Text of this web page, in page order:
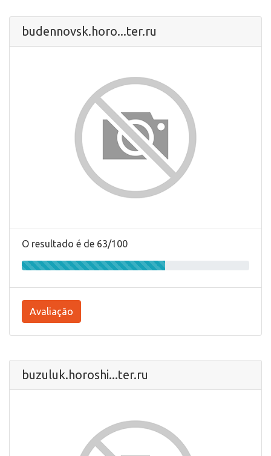
budennovsk.horo...ter.ru
O resultado é de 63/100
Avaliação
buzuluk.horoshi...ter.ru